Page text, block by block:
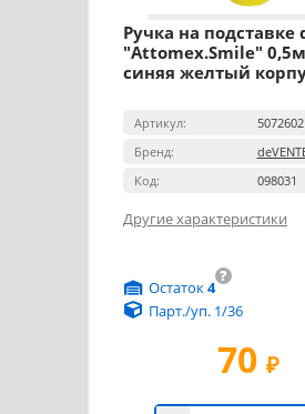
Ручка на подставке
"Attomex.Smile"
синяя желтый
Артикул:
5072602
Бренд:
Код:
098031
Другие характеристики
70 ₽
?
Остаток4
Парт./уп. 1/36